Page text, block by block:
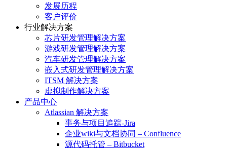
发展历程
客户评价
行业解决方案
芯片研发管理解决方案
游戏研发管理解决方案
汽车研发管理解决方案
嵌入式研发管理解决方案
ITSM 解决方案
虚拟制作解决方案
产品中心
Atlassian 解决方案
事务与项目追踪-Jira
企业wiki与文档协同 – Confluence
源代码托管 – Bitbucket